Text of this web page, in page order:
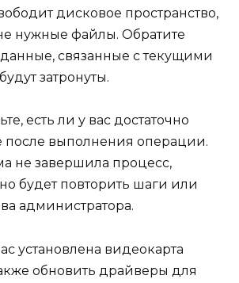
дисковое пространство,
нужные файлы. Обратите
связанные с текущими
затронуты.
есть ли у вас достаточно
после выполнения операции.
не завершила процесс,
будет повторить шаги или
администратора.
установлена видеокарта
обновить драйверы для